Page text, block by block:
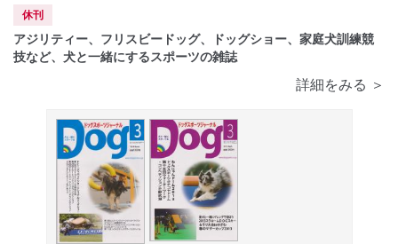
休刊
アジリティー、フリスビードッグ、ドッグショー、家庭犬訓練競
技など、犬と一緒にするスポーツの雑誌
詳細をみる ＞